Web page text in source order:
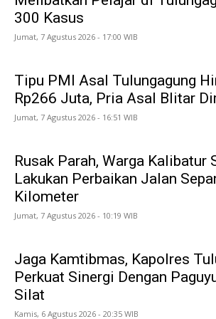
300 Kasus
Jumat, 7 Agustus 2026 - 17:00 WIB
Tipu PMI Asal Tulungagung
Rp266 Juta, Pria Asal Blitar
Jumat, 7 Agustus 2026 - 16:51 WIB
Rusak Parah, Warga Kalibatur
Lakukan Perbaikan Jalan
Kilometer
Jumat, 7 Agustus 2026 - 10:19 WIB
Jaga Kamtibmas, Kapolres
Perkuat Sinergi Dengan
Silat
Kamis, 6 Agustus 2026 - 20:35 WIB